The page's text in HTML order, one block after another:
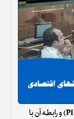
مقاله سنجش احتمال معامله آگاهانه (PIN) و رابطه آن با